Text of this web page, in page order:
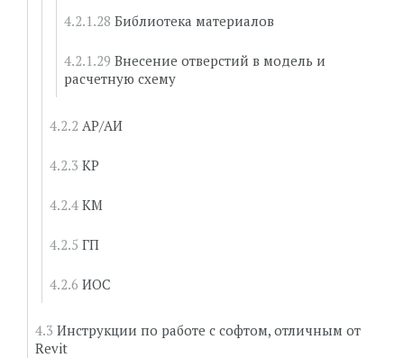
Библиотека материалов
Внесение отверстий в модель и
расчетную схему
АР/АИ
КР
КМ
ГП
ИОС
Инструкции по работе с софтом, отличным от
Revit